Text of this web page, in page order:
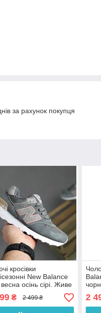
за рахунок покупця
кросівки
New Balance
осінь сірі. Живе
топ
₴ 2 499 ₴ 2